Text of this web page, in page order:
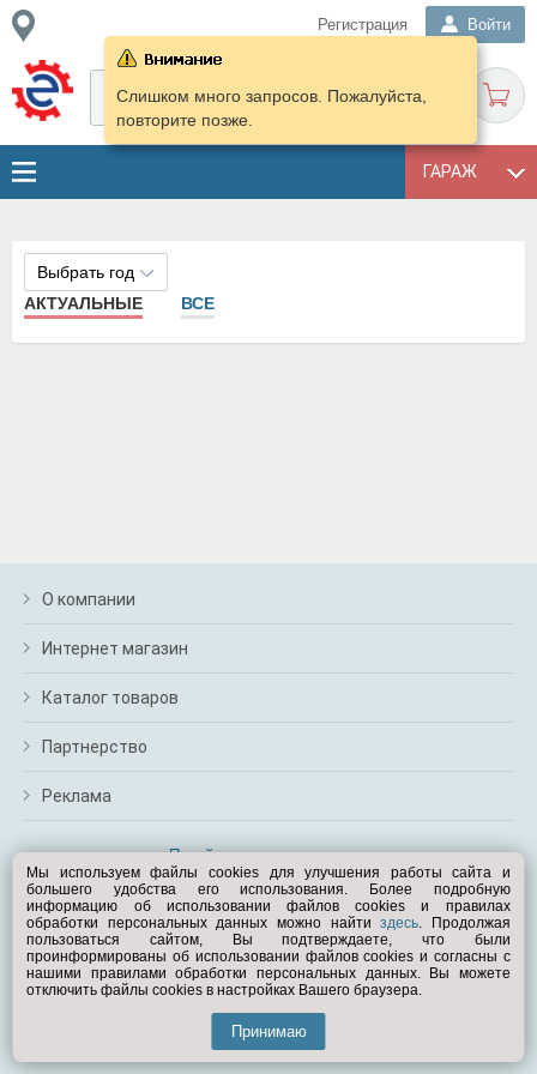
Регистрация Войти
ГАРАЖ
Слишком много запросов. Пожалуйста,
повторите позже.
Выбрать год
АКТУАЛЬНЫЕ
ВСЕ
О компании
Интернет магазин
Каталог товаров
Партнерство
Реклама
Перейти на полную версию
Вам помочь?
© Exist.ru 1998—2026
Мы используем файлы cookies для улучшения работы сайта и
большего удобства его использования. Более подробную
информацию об использовании файлов cookies и правилах
обработки персональных данных можно найтиздесь. Продолжая
пользоваться сайтом, Вы подтверждаете, что были
проинформированы об использовании файлов cookies и согласны с
нашими правилами обработки персональных данных. Вы можете
отключить файлы cookies в настройках Вашего браузера.
Принимаю